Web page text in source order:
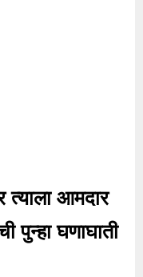
त्याला आमदार
घणाघाती